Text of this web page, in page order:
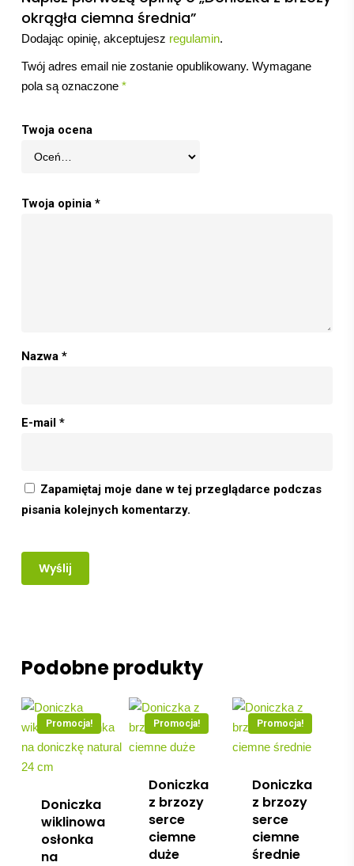
okrągła ciemna średnia”
Dodając opinię, akceptujesz regulamin.
Twój adres email nie zostanie opublikowany. Wymagane
pola są oznaczone *
Twoja ocena
Twoja opinia *
Nazwa *
E-mail *
Zapamiętaj moje dane w tej przeglądarce podczas
pisania kolejnych komentarzy.
Podobne produkty
Promocja!
Doniczka
wiklinowa
osłonka
na
Promocja!
Doniczka
z brzozy
serce
ciemne
duże
Promocja!
Doniczka
z brzozy
serce
ciemne
średnie